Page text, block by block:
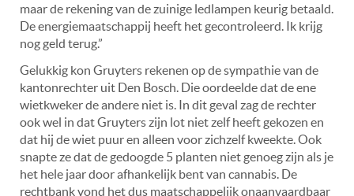
maar de rekening van de zuinige ledlampen keurig betaald.
De energiemaatschappij heeft het gecontroleerd. Ik krijg
nog geld terug.”
Gelukkig kon Gruyters rekenen op de sympathie van de
kantonrechter uit Den Bosch. Die oordeelde dat de ene
wietkweker de andere niet is. In dit geval zag de rechter
ook wel in dat Gruyters zijn lot niet zelf heeft gekozen en
dat hij de wiet puur en alleen voor zichzelf kweekte. Ook
snapte ze dat de gedoogde 5 planten niet genoeg zijn als je
het hele jaar door afhankelijk bent van cannabis. De
rechtbank vond het dus maatschappelijk onaanvaardbaar